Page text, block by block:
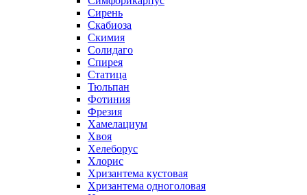
Сирень
Скабиоза
Скимия
Солидаго
Спирея
Статица
Тюльпан
Фотиния
Фрезия
Хамелациум
Хвоя
Хелеборус
Хлорис
Хризантема кустовая
Хризантема одноголовая